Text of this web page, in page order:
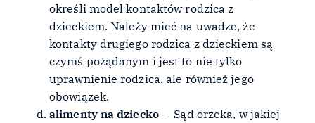
określi model kontaktów rodzica z
dzieckiem. Należy mieć na uwadze, że
kontakty drugiego rodzica z dzieckiem są
czymś pożądanym i jest to nie tylko
uprawnienie rodzica, ale również jego
obowiązek.
alimenty na dziecko– Sąd orzeka, w jakiej